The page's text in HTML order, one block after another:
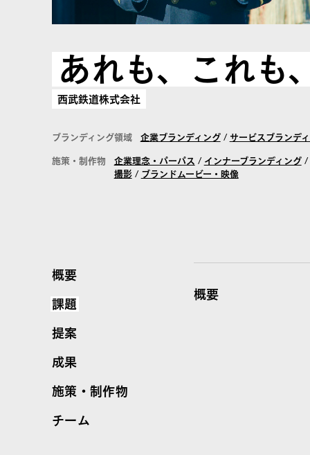
あれも、これも
西武鉄道株式会社
ブランディング領域 企業ブランディング/ サービスブランデ
施策・制作物
企業理念・パーパス / インナーブランディング/
撮影/ ブランドムービー・映像
概要
課題
提案
成果
施策・制作物
チーム
概要